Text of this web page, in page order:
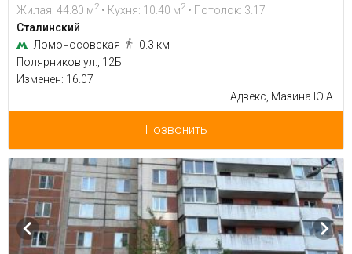
Жилая: 44.80 м2 • Кухня: 10.40 м2 • Потолок: 3.17
Сталинский
Ломоносовская
0.3 км
Полярников ул., 12Б
Изменен: 16.07
Адвекс, Мазина Ю.А.
Позвонить